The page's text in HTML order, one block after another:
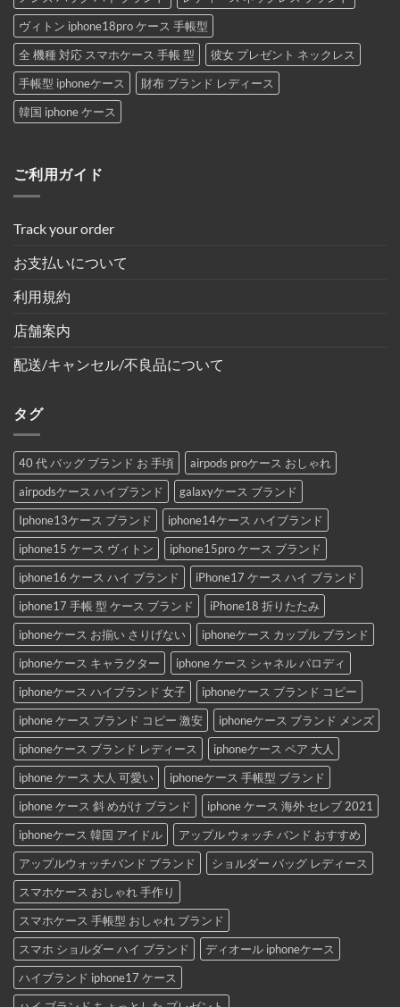
ヴィトン iphone18pro ケース 手帳型
全 機種 対応 スマホケース 手帳 型
彼女 プレゼント ネックレス
手帳型 iphoneケース
財布 ブランド レディース
韓国 iphone ケース
ご利用ガイド
Track your order
お支払いについて
利用規約
店舗案内
配送/キャンセル/不良品について
タグ
40 代 バッグ ブランド お 手頃
airpods proケース おしゃれ
airpodsケース ハイブランド
galaxyケース ブランド
Iphone13ケース ブランド
iphone14ケース ハイブランド
iphone15 ケース ヴィトン
iphone15pro ケース ブランド
iphone16 ケース ハイ ブランド
iPhone17 ケース ハイ ブランド
iphone17 手帳 型 ケース ブランド
iPhone18 折りたたみ
iphoneケース お揃い さりげない
iphoneケース カップル ブランド
iphoneケース キャラクター
iphone ケース シャネル パロディ
iphoneケース ハイブランド 女子
iphoneケース ブランド コピー
iphone ケース ブランド コピー 激安
iphoneケース ブランド メンズ
iphoneケース ブランド レディース
iphoneケース ペア 大人
iphone ケース 大人 可愛い
iphoneケース 手帳型 ブランド
iphone ケース 斜 めがけ ブランド
iphone ケース 海外 セレブ 2021
iphoneケース 韓国 アイドル
アップル ウォッチ バンド おすすめ
アップルウォッチバンド ブランド
ショルダー バッグ レディース
スマホケース おしゃれ 手作り
スマホケース 手帳型 おしゃれ ブランド
スマホ ショルダー ハイ ブランド
ディオール iphoneケース
ハイブランド iphone17 ケース